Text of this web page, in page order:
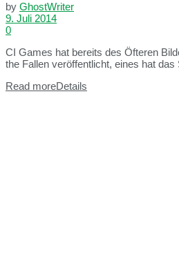
by GhostWriter
9. Juli 2014
0
CI Games hat bereits des Öfteren
the Fallen veröffentlicht, eines hat das
Read moreDetails